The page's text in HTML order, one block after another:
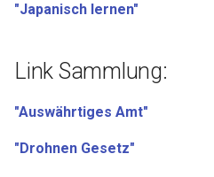
"Japanisch lernen"
Link Sammlung:
"Auswährtiges Amt"
"Drohnen Gesetz"